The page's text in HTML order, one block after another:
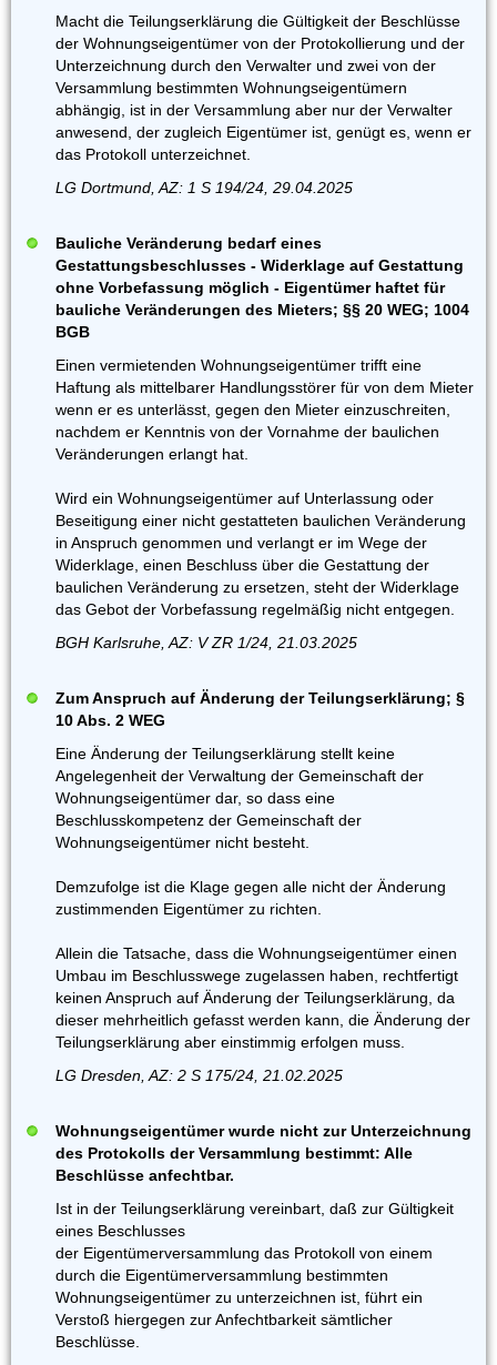
Macht die Teilungserklärung die Gültigkeit der Beschlüsse
der Wohnungseigentümer von der Protokollierung und der
Unterzeichnung durch den Verwalter und zwei von der
Versammlung bestimmten Wohnungseigentümern
abhängig, ist in der Versammlung aber nur der Verwalter
anwesend, der zugleich Eigentümer ist, genügt es, wenn er
das Protokoll unterzeichnet.
LG Dortmund, AZ: 1 S 194/24, 29.04.2025
Bauliche Veränderung bedarf eines
Gestattungsbeschlusses - Widerklage auf Gestattung
ohne Vorbefassung möglich - Eigentümer haftet für
bauliche Veränderungen des Mieters; §§ 20 WEG; 1004
BGB
Einen vermietenden Wohnungseigentümer trifft eine
Haftung als mittelbarer Handlungsstörer für von dem Mieter
wenn er es unterlässt, gegen den Mieter einzuschreiten,
nachdem er Kenntnis von der Vornahme der baulichen
Veränderungen erlangt hat.
Wird ein Wohnungseigentümer auf Unterlassung oder
Beseitigung einer nicht gestatteten baulichen Veränderung
in Anspruch genommen und verlangt er im Wege der
Widerklage, einen Beschluss über die Gestattung der
baulichen Veränderung zu ersetzen, steht der Widerklage
das Gebot der Vorbefassung regelmäßig nicht entgegen.
BGH Karlsruhe, AZ: V ZR 1/24, 21.03.2025
Zum Anspruch auf Änderung der Teilungserklärung; §
10 Abs. 2 WEG
Eine Änderung der Teilungserklärung stellt keine
Angelegenheit der Verwaltung der Gemeinschaft der
Wohnungseigentümer dar, so dass eine
Beschlusskompetenz der Gemeinschaft der
Wohnungseigentümer nicht besteht.
Demzufolge ist die Klage gegen alle nicht der Änderung
zustimmenden Eigentümer zu richten.
Allein die Tatsache, dass die Wohnungseigentümer einen
Umbau im Beschlusswege zugelassen haben, rechtfertigt
keinen Anspruch auf Änderung der Teilungserklärung, da
dieser mehrheitlich gefasst werden kann, die Änderung der
Teilungserklärung aber einstimmig erfolgen muss.
LG Dresden, AZ: 2 S 175/24, 21.02.2025
Wohnungseigentümer wurde nicht zur Unterzeichnung
des Protokolls der Versammlung bestimmt: Alle
Beschlüsse anfechtbar.
Ist in der Teilungserklärung vereinbart, daß zur Gültigkeit
eines Beschlusses
der Eigentümerversammlung das Protokoll von einem
durch die Eigentümerversammlung bestimmten
Wohnungseigentümer zu unterzeichnen ist, führt ein
Verstoß hiergegen zur Anfechtbarkeit sämtlicher
Beschlüsse.